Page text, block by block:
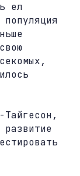
ел